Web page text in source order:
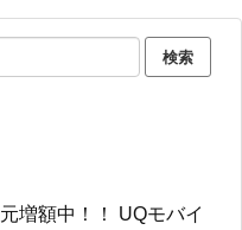
増額中！！ UQモバイ